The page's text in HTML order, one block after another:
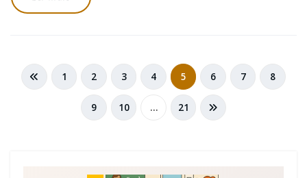
Navegação
1 2 3 4 5 6 7 8
9 10 … 21